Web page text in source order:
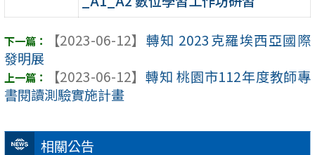
相關公告
【2023-06-12】 轉知 2023克羅埃西亞國際
發明展
【2023-06-12】 轉知 桃園市112年度教師專
書閱讀測驗實施計畫